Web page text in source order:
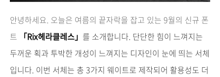
안녕하세요. 오늘은 여름의 끝자락을 잡고 있는 9월의 신규 폰
트
「Rix헤라클레스」 를 소개합니다. 단단한 힘이 느껴지는
두꺼운 획과 투박한 개성이 느껴지는 디자인이 눈에 띄는 서체
입니다. 이번 서체는 총 3가지 웨이트로 제작되어 활용성도 더